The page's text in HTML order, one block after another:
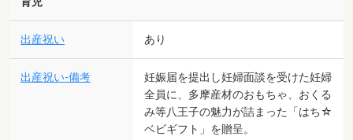
出産祝い あり
出産祝い-備考
妊娠届を提出し妊婦面談を受けた妊婦
全員に、多摩産材のおもちゃ、おくる
み等八王子の魅力が詰まった「はち☆
ベビギフト」を贈呈。